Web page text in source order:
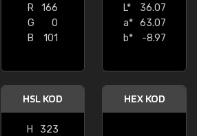
R
166
G
0
B
101
L*
36.07
a*
63.07
b*
-8.97
HSL KOD
H
323
HEX KOD